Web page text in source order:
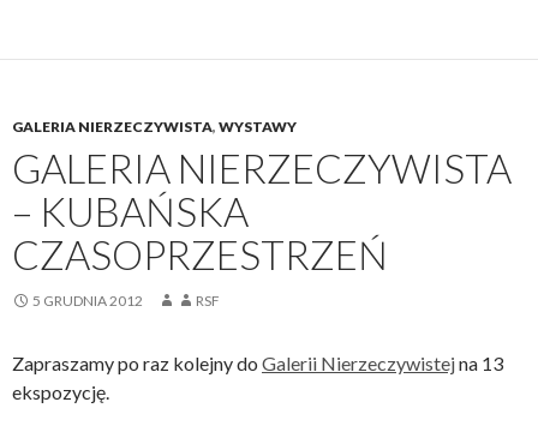
GALERIA NIERZECZYWISTA, WYSTAWY
GALERIA NIERZECZYWISTA
– KUBAŃSKA
CZASOPRZESTRZEŃ
5 GRUDNIA 2012 RSF
Zapraszamy po raz kolejny do Galerii Nierzeczywistejna 13
ekspozycję.